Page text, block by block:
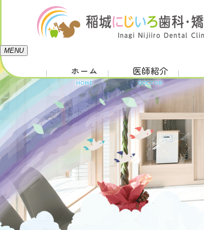
MENU
ホーム
HOME
医師紹介
DOCTOR